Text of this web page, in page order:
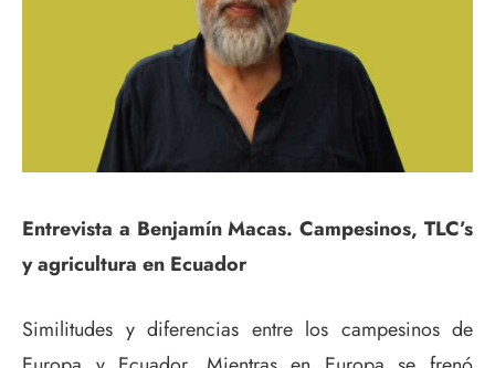
Entrevista a Benjamín Macas. Campesinos, TLC’s
y agricultura en Ecuador
Similitudes y diferencias entre los campesinos de